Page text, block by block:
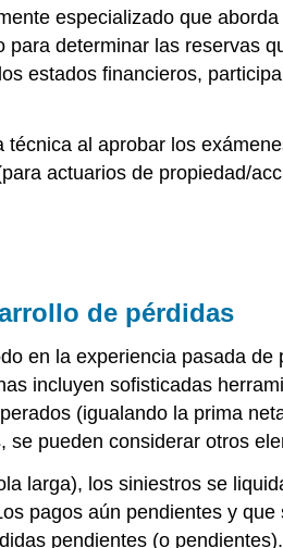
especializado que
determinar las reservas
estados financieros,
al aprobar los
actuarios de propiedad/
de pérdidas
en la experiencia pasada
incluyen sofisticadas
(igualando la prima
pueden considerar otros
larga), los siniestros se
pagos aún pendientes y
pendientes (o